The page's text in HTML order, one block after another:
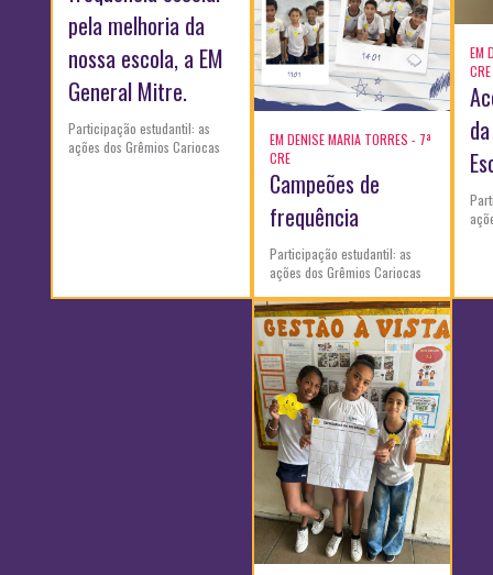
pela melhoria da
nossa escola, a EM
General Mitre.
Participação estudantil: as
ações dos Grêmios Cariocas
EM DENISE MARIA TORRES - 7ª
CRE
Campeões de
frequência
Participação estudantil: as
ações dos Grêmios Cariocas
EM
CRE